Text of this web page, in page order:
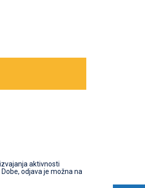
aktivnosti
odjava je možna na